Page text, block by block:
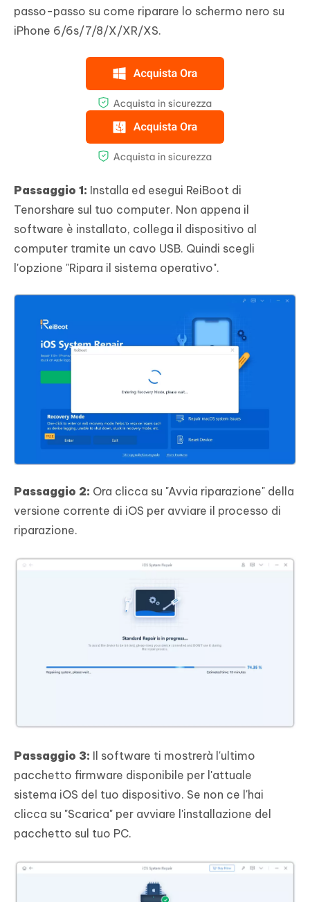
passo-passo su come riparare lo schermo nero su
iPhone 6/6s/7/8/X/XR/XS.
Passaggio 1: Installa ed esegui ReiBoot di
Tenorshare sul tuo computer. Non appena il
software è installato, collega il dispositivo al
computer tramite un cavo USB. Quindi scegli
l'opzione "Ripara il sistema operativo".
Passaggio 2: Ora clicca su "Avvia riparazione" della
versione corrente di iOS per avviare il processo di
riparazione.
Passaggio 3: Il software ti mostrerà l'ultimo
pacchetto firmware disponibile per l'attuale
sistema iOS del tuo dispositivo. Se non ce l'hai
clicca su "Scarica" per avviare l'installazione del
pacchetto sul tuo PC.